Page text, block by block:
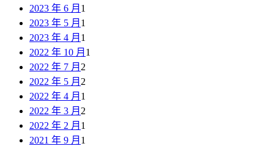
2023 年 6 月 1
2023 年 5 月 1
2023 年 4 月 1
2022 年 10 月 1
2022 年 7 月 2
2022 年 5 月 2
2022 年 4 月 1
2022 年 3 月 2
2022 年 2 月 1
2021 年 9 月 1